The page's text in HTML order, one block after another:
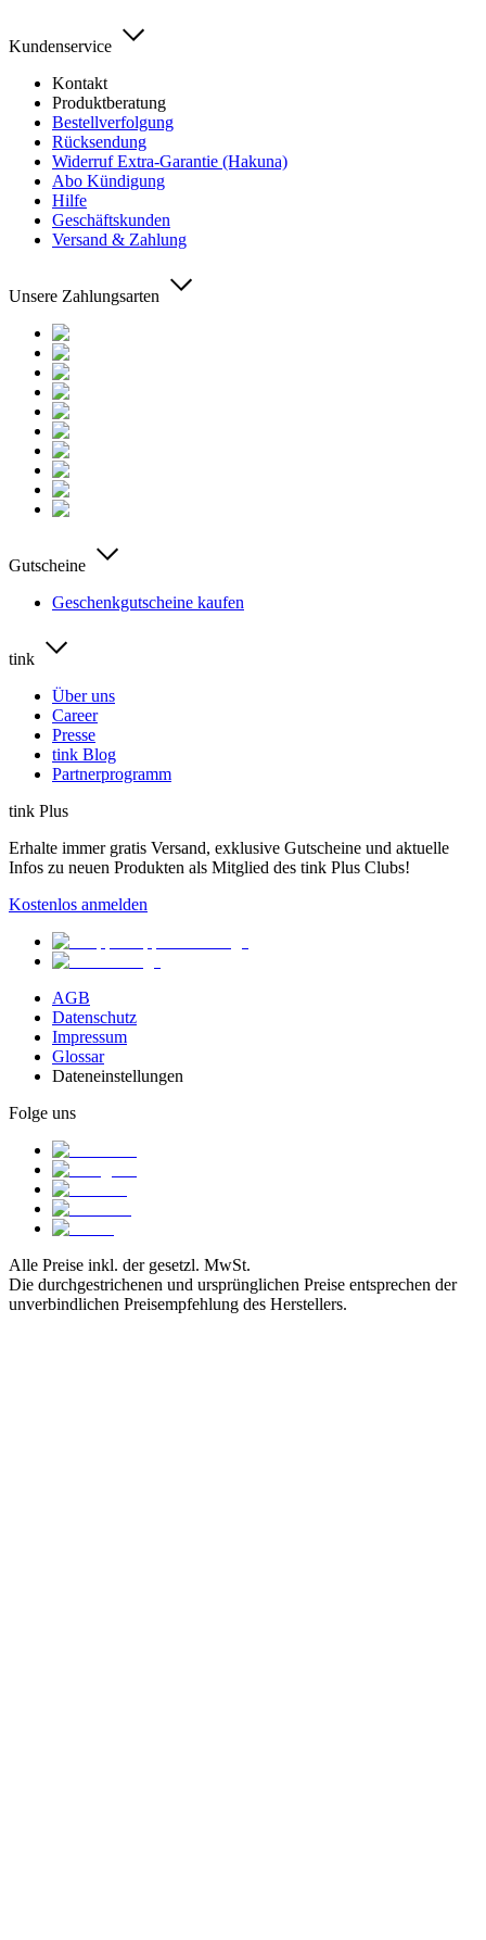
Kundenservice
Kontakt
Produktberatung
Bestellverfolgung
Rücksendung
Widerruf Extra-Garantie (Hakuna)
Abo Kündigung
Hilfe
Geschäftskunden
Versand & Zahlung
Unsere Zahlungsarten
Gutscheine
Geschenkgutscheine kaufen
tink
Über uns
Career
Presse
tink Blog
Partnerprogramm
tink Plus
Erhalte immer gratis Versand, exklusive Gutscheine und aktuelle
Infos zu neuen Produkten als Mitglied des tink Plus Clubs!
Kostenlos anmelden
AGB
Datenschutz
Impressum
Glossar
Dateneinstellungen
Folge uns
Alle Preise inkl. der gesetzl. MwSt.
Die durchgestrichenen und ursprünglichen Preise entsprechen der
unverbindlichen Preisempfehlung des Herstellers.